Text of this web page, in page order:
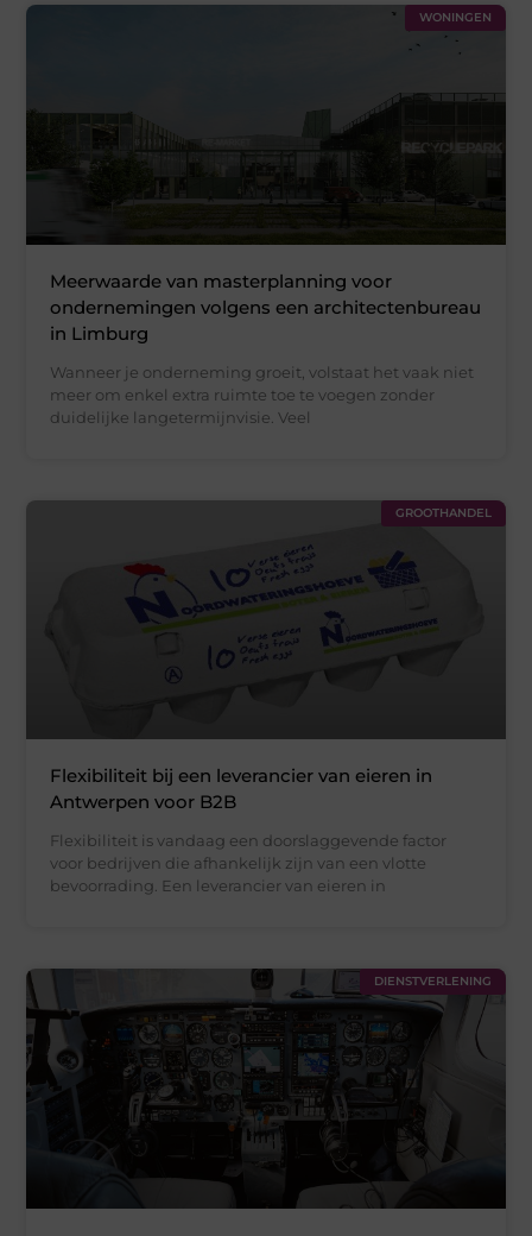
WONINGEN
Meerwaarde van masterplanning voor
ondernemingen volgens een architectenbureau
in Limburg
Wanneer je onderneming groeit, volstaat het vaak niet
meer om enkel extra ruimte toe te voegen zonder
duidelijke langetermijnvisie. Veel
GROOTHANDEL
Flexibiliteit bij een leverancier van eieren in
Antwerpen voor B2B
Flexibiliteit is vandaag een doorslaggevende factor
voor bedrijven die afhankelijk zijn van een vlotte
bevoorrading. Een leverancier van eieren in
DIENSTVERLENING